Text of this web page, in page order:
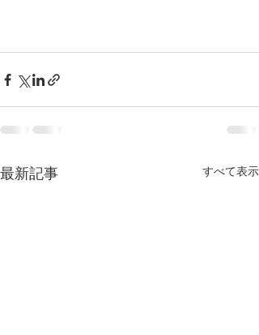
最新記事 すべて表示